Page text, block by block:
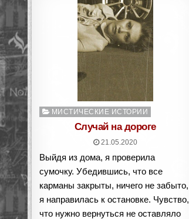
Опубликовано
МИСТИЧЕСКИЕ ИСТОРИИ
Случай на дороге
21.05.2020
Выйдя из дома, я проверила
сумочку. Убедившись, что все
карманы закрыты, ничего не забыто,
я направилась к остановке. Чувство,
что нужно вернуться не оставляло